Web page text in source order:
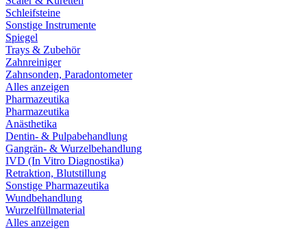
Schleifsteine
Sonstige Instrumente
Spiegel
Trays & Zubehör
Zahnreiniger
Zahnsonden, Paradontometer
Alles anzeigen
Pharmazeutika
Pharmazeutika
Anästhetika
Dentin- & Pulpabehandlung
Gangrän- & Wurzelbehandlung
IVD (In Vitro Diagnostika)
Retraktion, Blutstillung
Sonstige Pharmazeutika
Wundbehandlung
Wurzelfüllmaterial
Alles anzeigen